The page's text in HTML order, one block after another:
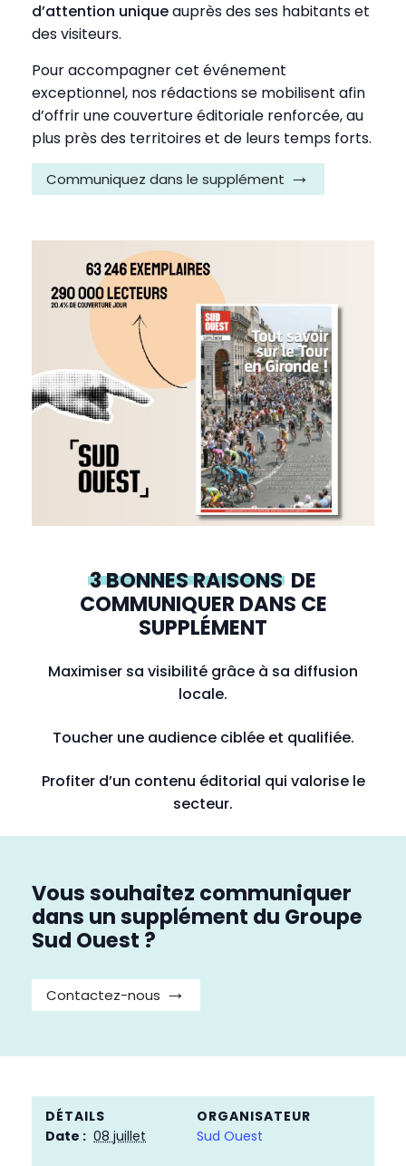
d’attention uniqueauprès des ses habitants et
des visiteurs.
Pour accompagner cet événement
exceptionnel, nos rédactions se mobilisent afin
d’offrir une couverture éditoriale renforcée, au
plus près des territoires et de leurs temps forts.
Communiquez dans le supplément
3 BONNES RAISONS DE
COMMUNIQUER DANS CE
SUPPLÉMENT
Maximiser sa visibilité grâce à sa diffusion
locale.
Toucher une audience ciblée et qualifiée.
Profiter d’un contenu éditorial qui valorise le
secteur.
Vous souhaitez communiquer
dans un supplément du Groupe
Sud Ouest ?
Contactez-nous
DÉTAILS
Date : 08 juillet
ORGANISATEUR
Sud Ouest